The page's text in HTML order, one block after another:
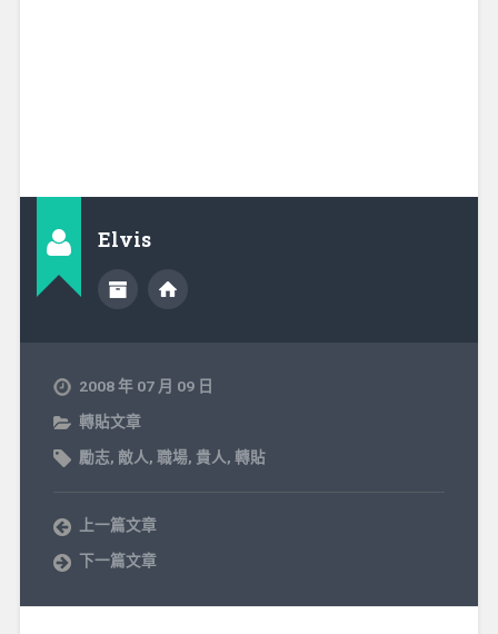
Elvis
2008 年 07 月 09 日
轉貼文章
勵志, 敵人, 職場, 貴人, 轉貼
上一篇文章
下一篇文章